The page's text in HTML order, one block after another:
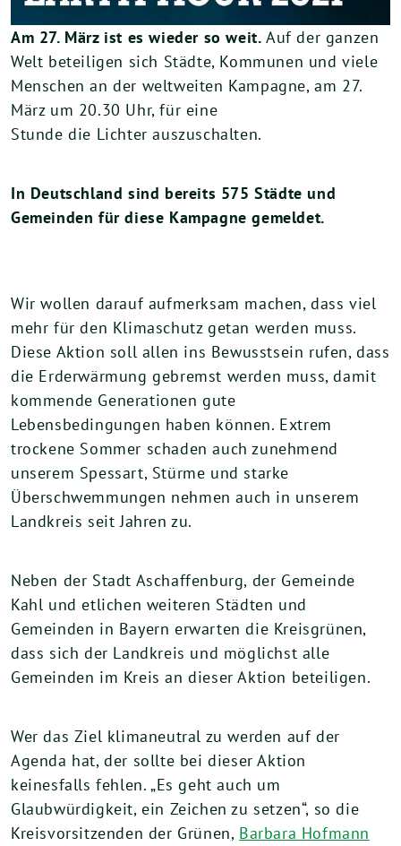
Am 27. März ist es wieder so weit. Auf der ganzen
Welt beteiligen sich Städte, Kommunen und viele
Menschen an der weltweiten Kampagne, am 27.
März um 20.30 Uhr, für eine
Stunde die Lichter auszuschalten.
In Deutschland sind bereits 575 Städte und
Gemeinden für diese Kampagne gemeldet.
Wir wollen darauf aufmerksam machen, dass viel
mehr für den Klimaschutz getan werden muss.
Diese Aktion soll allen ins Bewusstsein rufen, dass
die Erderwärmung gebremst werden muss, damit
kommende Generationen gute
Lebensbedingungen haben können. Extrem
trockene Sommer schaden auch zunehmend
unserem Spessart, Stürme und starke
Überschwemmungen nehmen auch in unserem
Landkreis seit Jahren zu.
Neben der Stadt Aschaffenburg, der Gemeinde
Kahl und etlichen weiteren Städten und
Gemeinden in Bayern erwarten die Kreisgrünen,
dass sich der Landkreis und möglichst alle
Gemeinden im Kreis an dieser Aktion beteiligen.
Wer das Ziel klimaneutral zu werden auf der
Agenda hat, der sollte bei dieser Aktion
keinesfalls fehlen. „Es geht auch um
Glaubwürdigkeit, ein Zeichen zu setzen“, so die
Kreisvorsitzenden der Grünen, Barbara Hofmann